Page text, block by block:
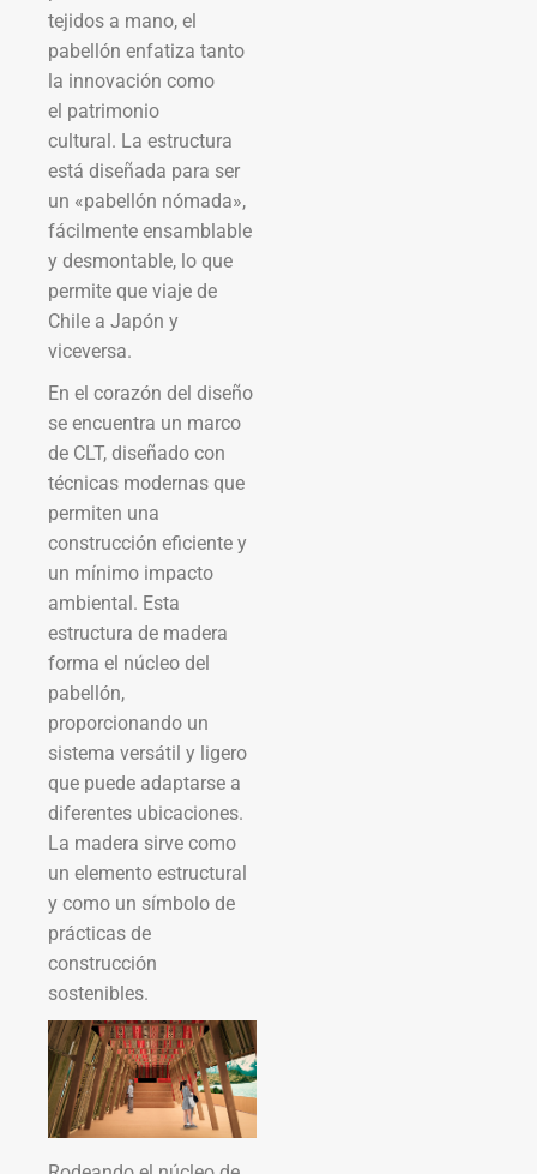
tejidos a mano, el
pabellón enfatiza tanto
la innovación como
el patrimonio
cultural. La estructura
está diseñada para ser
un «pabellón nómada»,
fácilmente ensamblable
y desmontable, lo que
permite que viaje de
Chile a Japón y
viceversa.
En el corazón del diseño
se encuentra un marco
de CLT, diseñado con
técnicas modernas que
permiten una
construcción eficiente y
un mínimo impacto
ambiental. Esta
estructura de madera
forma el núcleo del
pabellón,
proporcionando un
sistema versátil y ligero
que puede adaptarse a
diferentes ubicaciones.
La madera sirve como
un elemento estructural
y como un símbolo de
prácticas de
construcción
sostenibles.